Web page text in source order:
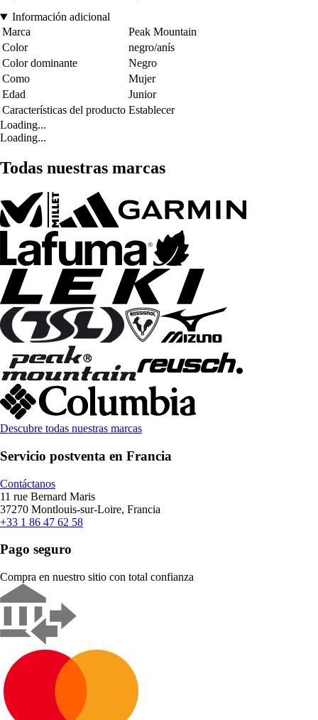
Información adicional
Marca
Peak Mountain
Color
negro/anís
Color dominante
Negro
Como
Mujer
Edad
Junior
Características del producto Establecer
Loading...
Loading...
Todas nuestras marcas
Descubre todas nuestras marcas
Servicio postventa en Francia
Contáctanos
11 rue Bernard Maris
37270 Montlouis-sur-Loire, Francia
+33 1 86 47 62 58
Pago seguro
Compra en nuestro sitio con total confianza